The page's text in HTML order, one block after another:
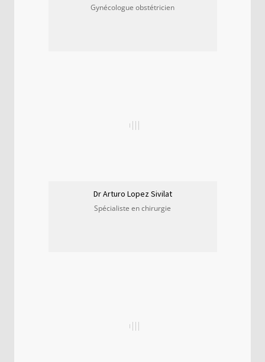
Gynécologue obstétricien
Dr Arturo Lopez Sivilat
Spécialiste en chirurgie